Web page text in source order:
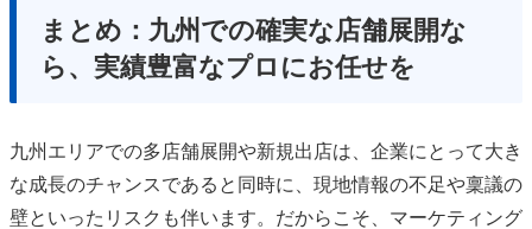
まとめ：九州での確実な店舗展開な
ら、実績豊富なプロにお任せを
九州エリアでの多店舗展開や新規出店は、企業にとって大き
な成長のチャンスであると同時に、現地情報の不足や稟議の
壁といったリスクも伴います。だからこそ、マーケティング